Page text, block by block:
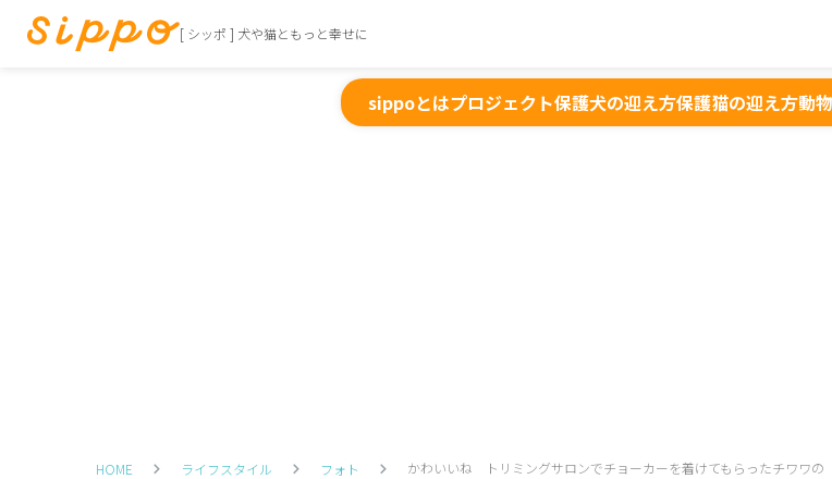
[ シッポ ] 犬や猫ともっと幸せに
sippoとはプロジェクト保護犬の迎え方保護猫の迎え方動
HOME ライフスタイル フォト かわいいね トリミングサロンでチョーカーを着けてもらったチワワの